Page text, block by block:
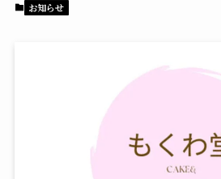
お知らせ